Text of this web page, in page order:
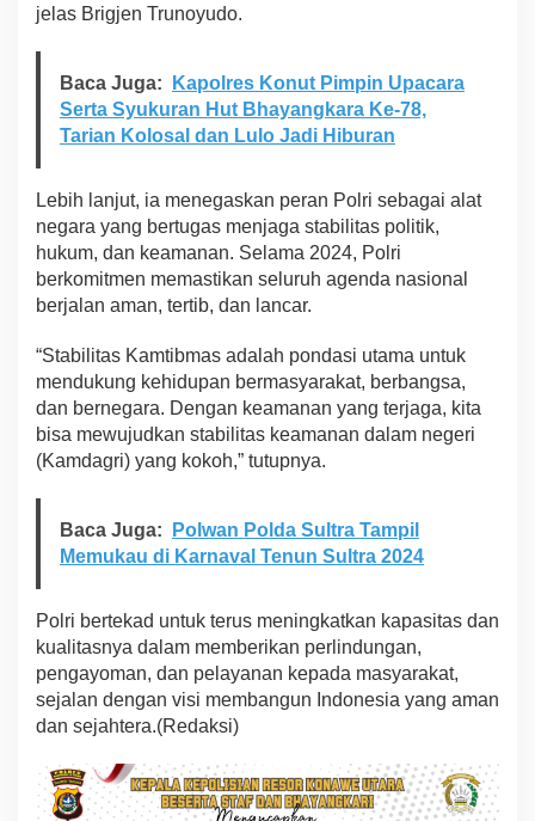
jelas Brigjen Trunoyudo.
Baca Juga:
Kapolres Konut Pimpin Upacara
Serta Syukuran Hut Bhayangkara Ke-78,
Tarian Kolosal dan Lulo Jadi Hiburan
Lebih lanjut, ia menegaskan peran Polri sebagai alat
negara yang bertugas menjaga stabilitas politik,
hukum, dan keamanan. Selama 2024, Polri
berkomitmen memastikan seluruh agenda nasional
berjalan aman, tertib, dan lancar.
“Stabilitas Kamtibmas adalah pondasi utama untuk
mendukung kehidupan bermasyarakat, berbangsa,
dan bernegara. Dengan keamanan yang terjaga, kita
bisa mewujudkan stabilitas keamanan dalam negeri
(Kamdagri) yang kokoh,” tutupnya.
Baca Juga:
Polwan Polda Sultra Tampil
Memukau di Karnaval Tenun Sultra 2024
Polri bertekad untuk terus meningkatkan kapasitas dan
kualitasnya dalam memberikan perlindungan,
pengayoman, dan pelayanan kepada masyarakat,
sejalan dengan visi membangun Indonesia yang aman
dan sejahtera.(Redaksi)